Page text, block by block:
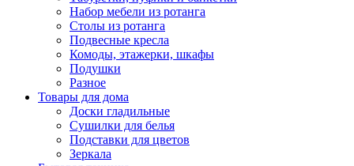
Набор мебели из ротанга
Столы из ротанга
Подвесные кресла
Комоды, этажерки, шкафы
Подушки
Разное
Товары для дома
Доски гладильные
Сушилки для белья
Подставки для цветов
Зеркала